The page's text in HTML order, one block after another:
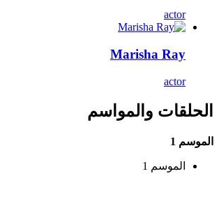
actor
Marisha Ray
actor
الحلقات والمواسم
الموسم 1
الموسم 1